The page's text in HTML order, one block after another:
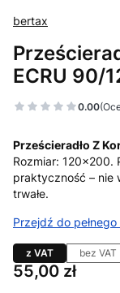
bertax
ECRU 90/
0.00
Prześcieradło Z
Rozmiar: 120x200.
praktyczność – nie
trwałe.
Przejdź do pełnego
z VAT bez VAT
Cena
55,00 zł